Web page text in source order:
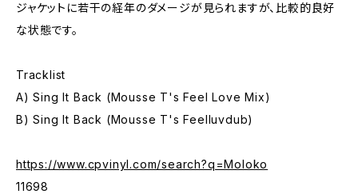
ジャケットに若干の経年のダメージが見られますが、比較的良好
な状態です。
Tracklist
A) Sing It Back (Mousse T's Feel Love Mix)
B) Sing It Back (Mousse T's Feelluvdub)
https://www.cpvinyl.com/search?q=Moloko
11698